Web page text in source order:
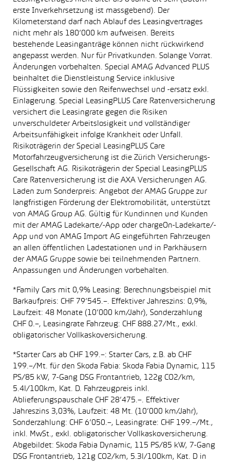
erste Inverkehrsetzung ist massgebend). Der
Kilometerstand darf nach Ablauf des Leasingvertrages
nicht mehr als 180’000 km aufweisen. Bereits
bestehende Leasinganträge können nicht rückwirkend
angepasst werden. Nur für Privatkunden. Solange Vorrat.
Änderungen vorbehalten. Special AMAG Advanced PLUS
beinhaltet die Dienstleistung Service inklusive
Flüssigkeiten sowie den Reifenwechsel und -ersatz exkl.
Einlagerung. Special LeasingPLUS Care Ratenversicherung
versichert die Leasingrate gegen die Risiken
unverschuldeter Arbeitslosigkeit und vollständiger
Arbeitsunfähigkeit infolge Krankheit oder Unfall.
Risikoträgerin der Special LeasingPLUS Care
Motorfahrzeugversicherung ist die Zürich Versicherungs-
Gesellschaft AG. Risikoträgerin der Special LeasingPLUS
Care Ratenversicherung ist die AXA Versicherungen AG.
Laden zum Sonderpreis: Angebot der AMAG Gruppe zur
langfristigen Förderung der Elektromobilität, unterstützt
von AMAG Group AG. Gültig für Kundinnen und Kunden
mit der AMAG Ladekarte/-App oder chargeOn-Ladekarte/-
App und von AMAG Import AG eingeführten Fahrzeugen
an allen öffentlichen Ladestationen und in Parkhäusern
der AMAG Gruppe sowie bei teilnehmenden Partnern.
Anpassungen und Änderungen vorbehalten.
*Family Cars mit 0,9% Leasing: Berechnungsbeispiel mit
Barkaufpreis: CHF 79’545.–. Effektiver Jahreszins: 0,9%,
Laufzeit: 48 Monate (10’000 km/Jahr), Sonderzahlung
CHF 0.–, Leasingrate Fahrzeug: CHF 888.27/Mt., exkl.
obligatorischer Vollkaskoversicherung.
*Starter Cars ab CHF 199.–: Starter Cars, z.B. ab CHF
199.–/Mt. für den Skoda Fabia: Skoda Fabia Dynamic, 115
PS/85 kW, 7-Gang DSG Frontantrieb, 122g CO2/km,
5.4l/100km, Kat. D. Fahrzeugpreis inkl.
Ablieferungspauschale CHF 28’475.–. Effektiver
Jahreszins 3,03%, Laufzeit: 48 Mt. (10’000 km/Jahr),
Sonderzahlung: CHF 6’050.–, Leasingrate: CHF 199.–/Mt.,
inkl. MwSt., exkl. obligatorischer Vollkaskoversicherung.
Abgebildet: Skoda Fabia Dynamic, 115 PS/85 kW, 7-Gang
DSG Frontantrieb, 121g CO2/km, 5.3l/100km, Kat. D in